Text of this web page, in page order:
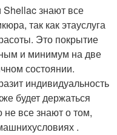
знают все
так как этауслуга
Это покрытие
и минимум на две
состоянии.
индивидуальность
будет держаться
не все знают о том,
.